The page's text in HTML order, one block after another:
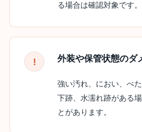
る場合は確認対象です。
外装や保管状態のダ
強い汚れ、におい、べ
下跡、水濡れ跡がある
とがあります。